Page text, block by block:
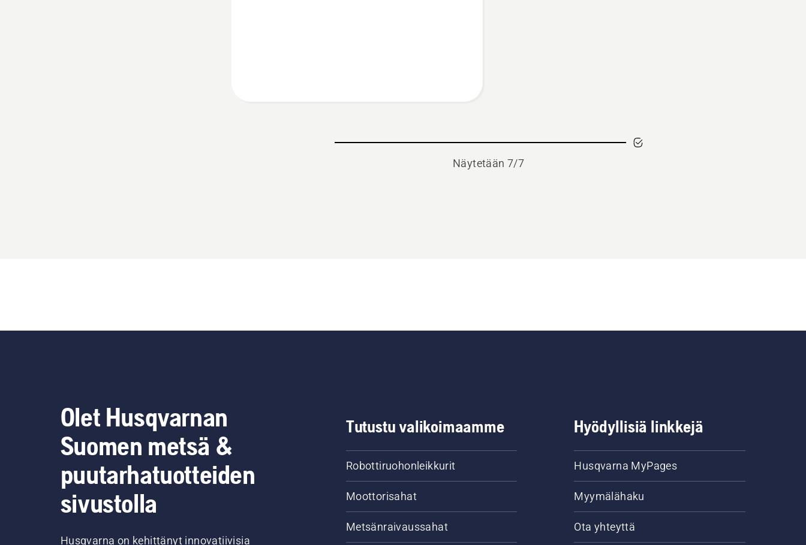
Näytetään 7/7
Olet Husqvarnan
Suomen metsä &
puutarhatuotteiden
sivustolla
Husqvarna on kehittänyt innovatiivisia
Tutustu valikoimaamme
Robottiruohonleikkurit
Moottorisahat
Metsänraivaussahat
Hyödyllisiä linkkejä
Husqvarna MyPages
Myymälähaku
Ota yhteyttä